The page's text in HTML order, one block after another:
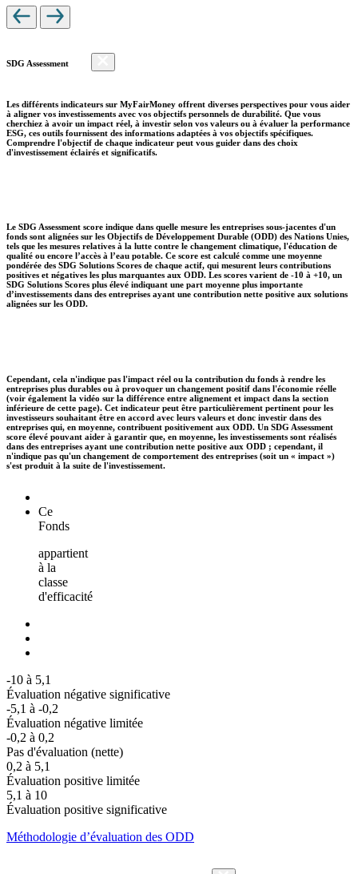
SDG Assessment
Les différents indicateurs sur MyFairMoney offrent diverses perspectives pour vous aider
à aligner vos investissements avec vos objectifs personnels de durabilité. Que vous
cherchiez à avoir un impact réel, à investir selon vos valeurs ou à évaluer la performance
ESG, ces outils fournissent des informations adaptées à vos objectifs spécifiques.
Comprendre l'objectif de chaque indicateur peut vous guider dans des choix
d'investissement éclairés et significatifs.
Le SDG Assessment score indique dans quelle mesure les entreprises sous-jacentes d'un
fonds sont alignées sur les Objectifs de Développement Durable (ODD) des Nations Unies,
tels que les mesures relatives à la lutte contre le changement climatique, l'éducation de
qualité ou encore l’accès à l’eau potable. Ce score est calculé comme une moyenne
pondérée des SDG Solutions Scores de chaque actif, qui mesurent leurs contributions
positives et négatives les plus marquantes aux ODD. Les scores varient de -10 à +10, un
SDG Solutions Scores plus élevé indiquant une part moyenne plus importante
d’investissements dans des entreprises ayant une contribution nette positive aux solutions
alignées sur les ODD.
Cependant, cela n'indique pas l'impact réel ou la contribution du fonds à rendre les
entreprises plus durables ou à provoquer un changement positif dans l'économie réelle
(voir également la vidéo sur la différence entre alignement et impact dans la section
inférieure de cette page). Cet indicateur peut être particulièrement pertinent pour les
investisseurs souhaitant être en accord avec leurs valeurs et donc investir dans des
entreprises qui, en moyenne, contribuent positivement aux ODD. Un SDG Assessment
score élevé pouvant aider à garantir que, en moyenne, les investissements sont réalisés
dans des entreprises ayant une contribution nette positive aux ODD ; cependant, il
n'indique pas qu'un changement de comportement des entreprises (soit un « impact »)
s'est produit à la suite de l'investissement.
Ce
Fonds
appartient
à la
classe
d'efficacité
-10 à 5,1
Évaluation négative significative
-5,1 à -0,2
Évaluation négative limitée
-0,2 à 0,2
Pas d'évaluation (nette)
0,2 à 5,1
Évaluation positive limitée
5,1 à 10
Évaluation positive significative
Méthodologie d’évaluation des ODD